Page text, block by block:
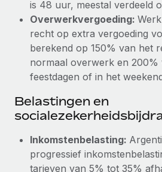
te helpen bij het aannemen, beheren
Meer informatie
Hoe Phiture 55 werknemers
beheert met Remote
Phiture, een toonaangevende leider
mobiele groeiadviessector, zet zich
Meer informatie
is 48 uur, meestal verdeeld
Overwerkvergoeding:
recht op extra vergoeding
berekend op 150% van het
normaal overwerk en
feestdagen of in het
Belastingen en
Inkomstenbelasting:
progressief
tarieven van 5% tot 35%